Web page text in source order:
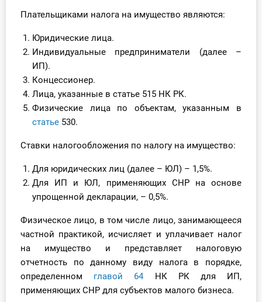
Учет по отраслям
Юридический помощник
Интернет-магазин
О Системе
Обучение
Тарифы
Тестирование для
бухгалтера
Плательщиками налога на имущество являются:
Юридические лица.
Индивидуальные предприниматели (далее –
ИП).
Концессионер.
Лица, указанные в статье 515 НК РК.
Физические лица по объектам, указанным в
статье 530.
Ставки налогообложения по налогу на имущество:
Для юридических лиц (далее – ЮЛ) – 1,5%.
Для ИП и ЮЛ, применяющих СНР на основе
упрощенной декларации, – 0,5%.
Физическое лицо, в том числе лицо, занимающееся
частной практикой, исчисляет и уплачивает налог
на имущество и представляет налоговую
отчетность по данному виду налога в порядке,
определенном главой 64 НК РК для ИП,
применяющих СНР для субъектов малого бизнеса.